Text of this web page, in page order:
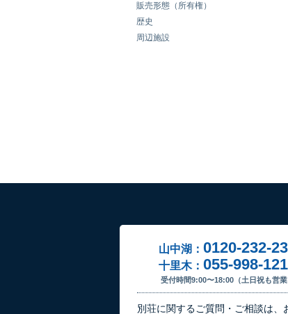
販売形態（所有権）
歴史
周辺施設
山中湖： 0120-232-
十里木： 055-998-
受付時間9:00〜18:00（土日祝も営業
別荘に関するご質問・ご相談は、